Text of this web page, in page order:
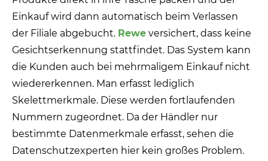
Einkauf wird dann automatisch beim Verlassen
der Filiale abgebucht. Rewe versichert, dass keine
Gesichtserkennung stattfindet. Das System kann
die Kunden auch bei mehrmaligem Einkauf nicht
wiedererkennen. Man erfasst lediglich
Skelettmerkmale. Diese werden fortlaufenden
Nummern zugeordnet. Da der Händler nur
bestimmte Datenmerkmale erfasst, sehen die
Datenschutzexperten hier kein großes Problem.